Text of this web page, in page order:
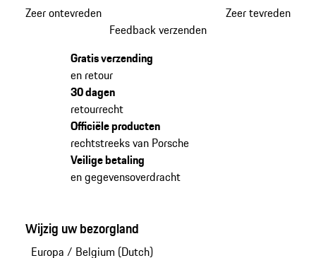
Zeer ontevreden
Zeer tevreden
Feedback verzenden
Gratis verzending
en retour
30 dagen
retourrecht
Officiële producten
rechtstreeks van Porsche
Veilige betaling
en gegevensoverdracht
Wijzig uw bezorgland
Europa / Belgium (Dutch)